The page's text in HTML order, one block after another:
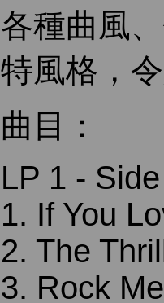
各種曲風
特風格，
曲目：
LP 1 -
1. If You
2. The
3. Rock